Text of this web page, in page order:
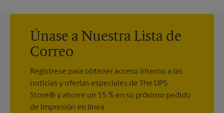
Únase a Nuestra Lista de
Correo
Regístrese para obtener acceso interno a las
noticias y ofertas especiales de The UPS
Store® y ahorre un 15 % en su próximo pedido
de impresión en línea.